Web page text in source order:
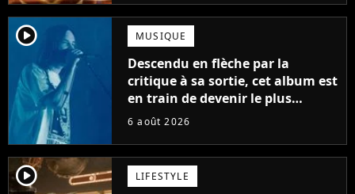
player2 MUSIQUE
Descendu en flèche par la
critique à sa sortie, cet album est
en train de devenir le plus
populaire de son auteur
6 août 2026
player2 LIFESTYLE